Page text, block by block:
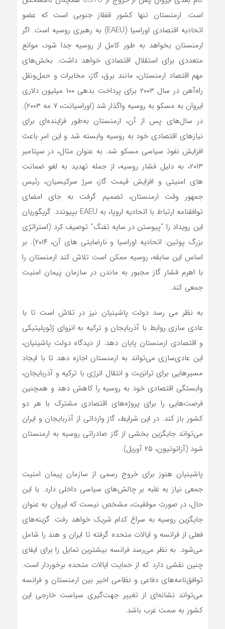
است. ارمنستان تنها کشور قفقاز جنوبی است که عضو
اتحادیه اقتصادی اوراسیا (EAEU) به رهبری روسیه است. اگر
ارمنستان بخواهد به طور کامل از روسیه جدا شود، موانع
متعددی برای استقلال اقتصادی خواهد داشت. بخش‌های
مهم اقتصاد ارمنستان، مانند برق، گاز، مخابرات و حمل‌ونقل
راه‌آهن در سال ۲۰۰۳ برای پرداخت بدهی ۱۰۰ میلیون دلاری
ایروان به مسکو به روسیه واگذار شد (اوراسیانت، ۷ مه ۲۰۰۳).
در سال‌های پس از آن، ارمنستان به‌طور فزاینده‌ای برای
نیازهای اقتصادی خود به روسیه وابسته شد و این امر باعث
افزایش نفوذ سیاسی مسکو شد. به عنوان مثال، در سپتامبر
۲۰۱۳، به دلیل فشار روسیه، از جمله تهدید به لغو ضمانت
های امنیتی و افزایش قیمت گاز، سرژ سرکیسیان، رئیس
جمهور وقت ارمنستان، تصمیم گرفت به جای امضای
توافقنامه ارتباط با اتحادیه اروپا، به EAEU بپیوندد. گریگوریان
این رویداد را “پیوستن در سایه تفنگ” توصیف کرد (استراتژی
بزرگ پوتین: اتحادیه اوراسیا و نارضایتی های آن، ۲۰۱۴). بر
اساس این سابقه، روسیه ممکن است تلاش کند ارمنستان را
با اهرم فشار گاز مجبور به ماندن در سازمان پیمان امنیت
جمعی کند.
به نظر می رسد دولت پاشینیان نیز در تلاش است تا با
عادی سازی روابط با آذربایجان و ترکیه به انزوای ژئوپلیتیکی
و اقتصادی ارمنستان پایان دهد. از دیدگاه دولت پاشینیان،
این عادی‌سازی می‌تواند به ارمنستان اجازه دهد تا با ایجاد
مسیرهایی برای ترانزیت و انتقال انرژی با ترکیه و آذربایجان،
وابستگی اقتصادی خود به روسیه را کاهش دهد و همچنین
فرصت‌هایی را برای پروژه‌های اقتصادی مشترک با هر دو
کشور باز کند. در این شرایط، گاز وارداتی از آذربایجان و ایران
می‌تواند جایگزین بخشی از گاز صادراتی روسیه به ارمنستان
شود (آزاتوتیون، ۲۵ آوریل).
پاشینیان هنوز برای خروج رسمی از سازمان پیمان امنیت
جمعی نیاز به غلبه بر چالش‌های سیاسی داخلی دارد. با این
حال، در صورت موفقیت، مشخص نیست که ایروان به عنوان
جایگزین روسیه به سراغ کدام شریک خواهد رفت. گزینه‌های
فعلی از فرانسه و ایالات متحده گرفته تا ایران و هند را شامل
می‌شود. به نظر می‌رسد فرانسه بیشترین تمایل را برای ایفای
چنین نقشی دارد که از حمایت ایالات متحده برخوردار است.
توافق‌نامه‌های دفاعی و نظامی اخیر بین ارمنستان و فرانسه
می‌تواند نشانه‌ای از تغییر جهت‌گیری سیاست خارجی این
کشور به سمت غرب باشد.